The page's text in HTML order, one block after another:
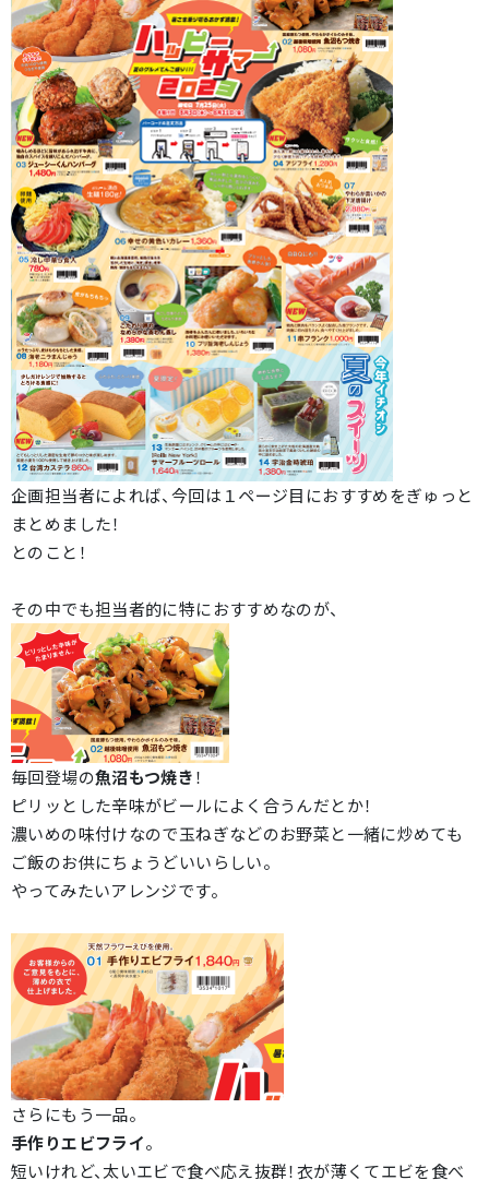
企画担当者によれば、今回は１ページ目におすすめをぎゅっと
まとめました！
とのこと！
その中でも担当者的に特におすすめなのが、
毎回登場の魚沼もつ焼き！
ピリッとした辛味がビールによく合うんだとか！
濃いめの味付けなので玉ねぎなどのお野菜と一緒に炒めても
ご飯のお供にちょうどいいらしい。
やってみたいアレンジです。
さらにもう一品。
手作りエビフライ。
短いけれど、太いエビで食べ応え抜群！衣が薄くてエビを食べ